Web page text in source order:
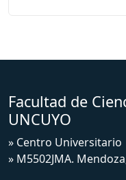
Facultad de
UNCUYO
» Centro Universitario
» M5502JMA.